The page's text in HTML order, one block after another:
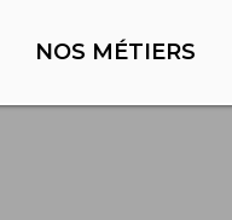
NOS MÉTIERS